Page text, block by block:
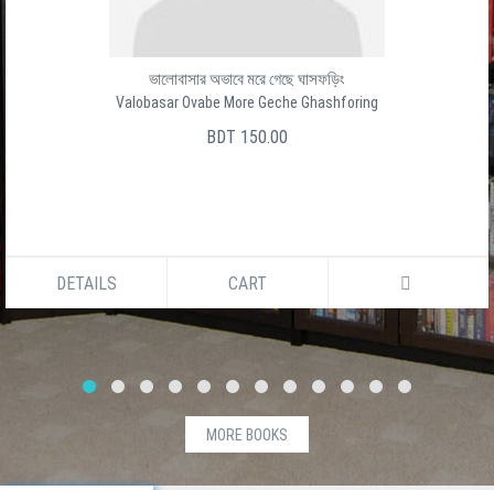
ভালোবাসার অভাবে মরে গেছে ঘাসফড়িং
Valobasar Ovabe More Geche Ghashforing
BDT 150.00
DETAILS CART
MORE BOOKS